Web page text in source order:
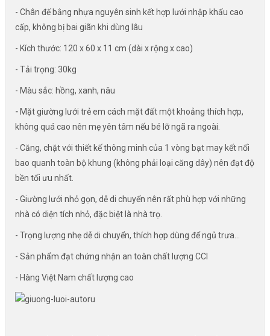
- Chân đế bằng nhựa nguyên sinh kết hợp lưới nhập khẩu cao
cấp, không bị bai giãn khi dùng lâu
- Kích thước: 120 x 60 x 11 cm (dài x rộng x cao)
- Tải trọng: 30kg
- Màu sắc: hồng, xanh, nâu
- Mặt giường lưới trẻ em cách mặt đất một khoảng thích hợp,
không quá cao nên mẹ yên tâm nếu bé lỡ ngã ra ngoài.
- Căng, chặt với thiết kế thông minh của 1 vòng bạt may kết nối
bao quanh toàn bộ khung (không phải loại căng dây) nên đạt độ
bền tối ưu nhất.
- Giường lưới nhỏ gọn, dễ di chuyển nên rất phù hợp với những
nhà có diện tích nhỏ, đặc biệt là nhà trọ.
- Trọng lượng nhẹ dễ di chuyển, thích hợp dùng để ngủ trưa...
- Sản phẩm đạt chứng nhận an toàn chất lượng CCI
- Hàng Việt Nam chất lượng cao